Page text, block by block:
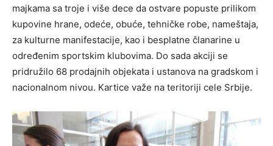
majkama sa troje i više dece da ostvare popuste prilikom
kupovine hrane, odeće, obuće, tehničke robe, nameštaja,
za kulturne manifestacije, kao i besplatne članarine u
određenim sportskim klubovima. Do sada akciji se
pridružilo 68 prodajnih objekata i ustanova na gradskom i
nacionalnom nivou. Kartice važe na teritoriji cele Srbije.